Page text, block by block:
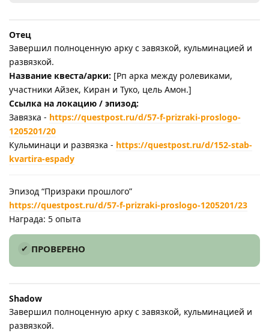
Отец
Завершил полноценную арку с завязкой, кульминацией и
развязкой.
Название квеста/арки: [Рп арка между ролевиками,
участники Айзек, Киран и Туко, цель Амон.]
Ссылка на локацию / эпизод:
Завязка - https://questpost.ru/d/57-f-prizraki-proslogo-
1205201/20
Кульминаци и развязка - https://questpost.ru/d/152-stab-
kvartira-espady
Эпизод “Призраки прошлого”
https://questpost.ru/d/57-f-prizraki-proslogo-1205201/23
Награда: 5 опыта
ПРОВЕРЕНО
Shadow
Завершил полноценную арку с завязкой, кульминацией и
развязкой.